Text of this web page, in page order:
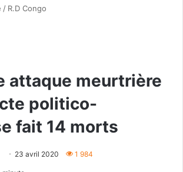
/ R.D Congo
attaque meurtrière
politico-
fait 14 morts
23 avril 2020 1 984